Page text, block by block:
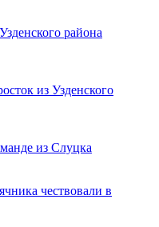
района
из Узденского
из Слуцка
чествовали в